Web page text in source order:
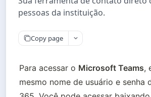
pessoas da instituição.
Copy page
Para acessar o Microsoft Teams,
mesmo nome de usuário e senha